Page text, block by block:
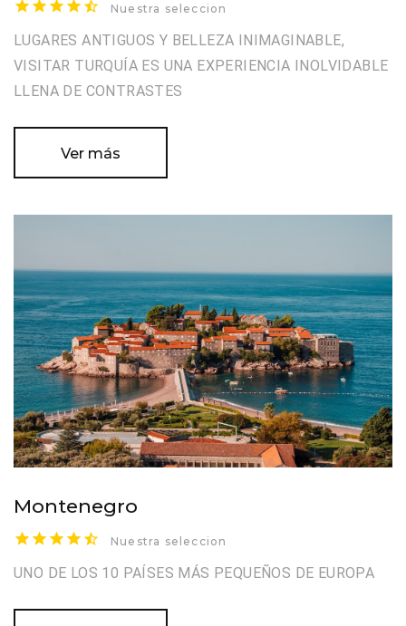
Nuestra seleccion
LUGARES ANTIGUOS Y BELLEZA INIMAGINABLE,
VISITAR TURQUÍA ES UNA EXPERIENCIA INOLVIDABLE
LLENA DE CONTRASTES
Ver más
Montenegro
Nuestra seleccion
UNO DE LOS 10 PAÍSES MÁS PEQUEÑOS DE EUROPA